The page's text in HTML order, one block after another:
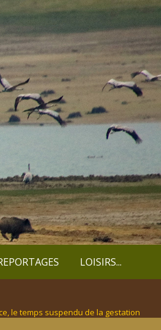
LOISIRS...
le temps suspendu de la gestation